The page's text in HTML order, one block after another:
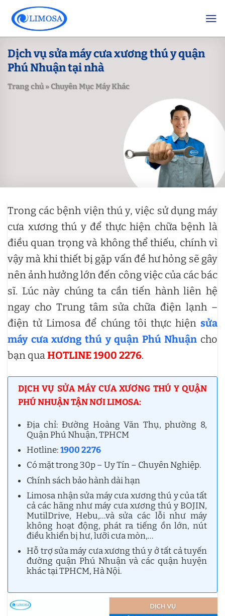
content
Dịch vụ sửa máy cưa xương thú y quận
Phú Nhuận tại nhà
Trang chủ»Chuyên Mục Máy Khác
Trong các bệnh viện thú y, việc sử dụng máy
cưa xương thú y để thực hiện chữa bệnh là
điều quan trọng và không thể thiếu, chính vì
vậy mà khi thiết bị gặp vấn đề hư hỏng sẽ gây
nên ảnh hưởng lớn đến công việc của các bác
sĩ. Lúc này chúng ta cần tiến hành liên hệ
ngay cho Trung tâm sửa chữa điện lạnh –
điện tử Limosa để chúng tôi thực hiện sửa
máy cưa xương thú y quận Phú Nhuận cho
bạn quaHOTLINE 1900 2276.
DỊCH VỤ SỬA MÁY CƯA XƯƠNG THÚ Y QUẬN
PHÚ NHUẬN TẬN NƠI LIMOSA:
Địa chỉ: Đường Hoàng Văn Thụ, phường 8,
Quận Phú Nhuận, TPHCM
Hotline:1900 2276
Có mặt trong 30p – Uy Tín – Chuyên Nghiệp.
Chính sách bảo hành dài hạn
Limosa nhận sửa máy cưa xương thú y của tất
cả các hãng như máy cưa xương thú y BOJIN,
MutilDrive, Hebu,…và sửa các lỗi như máy
không hoạt động, phát ra tiếng ồn lớn, nút
điều khiển bị hư, lưỡi cưa mòn,…
Hỗ trợ sửa máy cưa xương thú y ở tất cả tuyến
đường quận Phú Nhuận và các quận huyện
khác tại TPHCM, Hà Nội.